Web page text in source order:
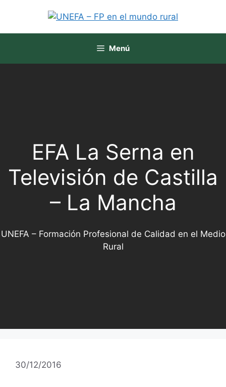
Menú
EFA La Serna en
Televisión de Castilla
– La Mancha
UNEFA – Formación Profesional de Calidad en el Medio
Rural
30/12/2016